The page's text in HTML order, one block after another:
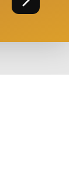
張 下一張